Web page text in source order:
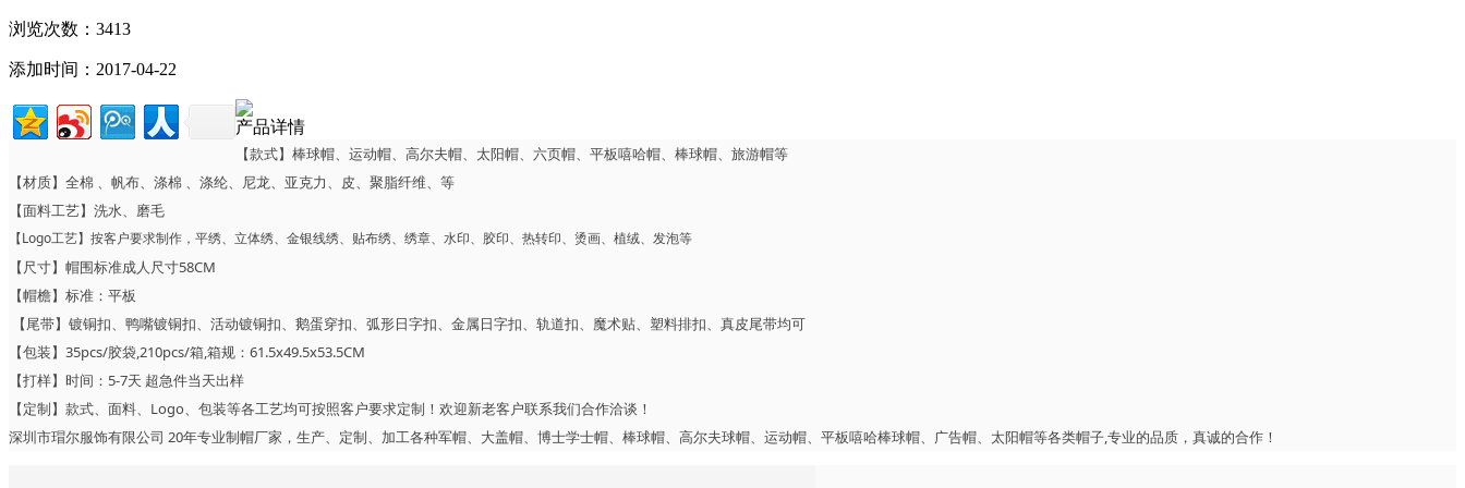
浏览次数：3413
添加时间：2017-04-22
产品详情
【款式】棒球帽、运动帽、高尔夫帽、太阳帽、六页帽、平板嘻哈帽、棒球帽、旅游帽等
【材质】全棉 、帆布、涤棉 、涤纶、尼龙、亚克力、皮、聚脂纤维、等
【面料工艺】洗水、磨毛
【Logo工艺】按客户要求制作，平绣、立体绣、金银线绣、贴布绣、绣章、水印、胶印、热转印、烫画、植绒、发泡等
【尺寸】帽围标准成人尺寸58CM
【帽檐】标准：平板
【尾带】镀铜扣、鸭嘴镀铜扣、活动镀铜扣、鹅蛋穿扣、弧形日字扣、金属日字扣、轨道扣、魔术贴、塑料排扣、真皮尾带均可
【包装】35pcs/胶袋,210pcs/箱,箱规：61.5x49.5x53.5CM
【打样】时间：5-7天 超急件当天出样
【定制】款式、面料、Logo、包装等各工艺均可按照客户要求定制！欢迎新老客户联系我们合作洽谈！
深圳市瑁尔服饰有限公司 20年专业制帽厂家，生产、定制、加工各种军帽、大盖帽、博士学士帽、棒球帽、高尔夫球帽、运动帽、平板嘻哈棒球帽、广告帽、太阳帽等各类帽子,专业的品质，真诚的合作！